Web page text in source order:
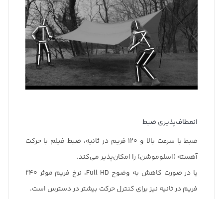
انعطاف‌پذیری ضبط
ضبط با سرعت بالا و 120 فریم در ثانیه، ضبط فیلم با حرکت
آهسته (اسلوموشن) را امکان‌پذیر می‌کند.
یا در صورت کاهش به وضوح Full HD، نرخ فریم موثر 240
فریم در ثانیه نیز برای کنترل حرکت بیشتر در دسترس است.